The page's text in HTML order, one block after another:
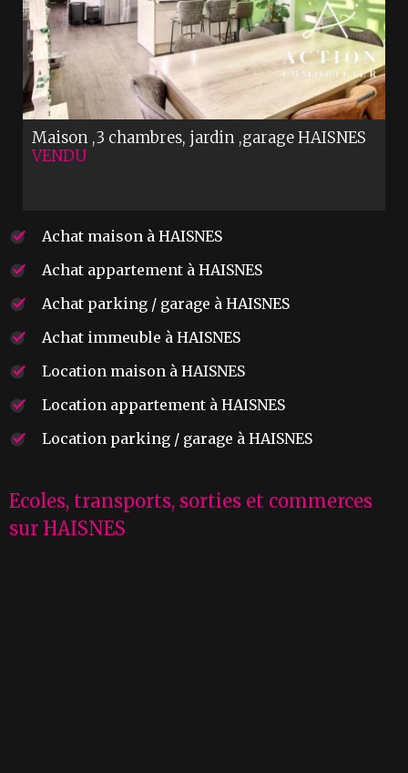
Maison ,3 chambres, jardin ,garageHAISNES
VENDU
Achat maison à HAISNES
Achat appartement à HAISNES
Achat parking / garage à HAISNES
Achat immeuble à HAISNES
Location maison à HAISNES
Location appartement à HAISNES
Location parking / garage à HAISNES
Ecoles, transports, sorties et commerces
sur HAISNES